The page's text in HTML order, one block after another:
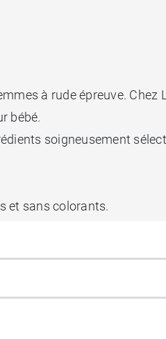
à rude épreuve. Chez
bébé.
soigneusement
et sans colorants.
santé des nourrissons et